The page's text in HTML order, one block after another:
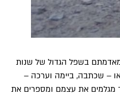
על איכרים שנעקרו מאדמתם בשפל הגדול של שנות
– שכתבה, ביימה וערכה –
מגלמים את עצמם ומספרים את